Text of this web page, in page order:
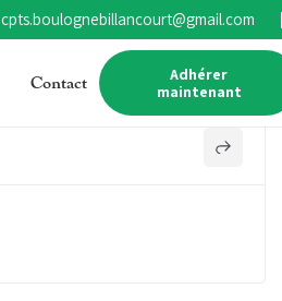
cpts.boulognebillancourt@gmail.com
Contact
Adhérer
maintenant